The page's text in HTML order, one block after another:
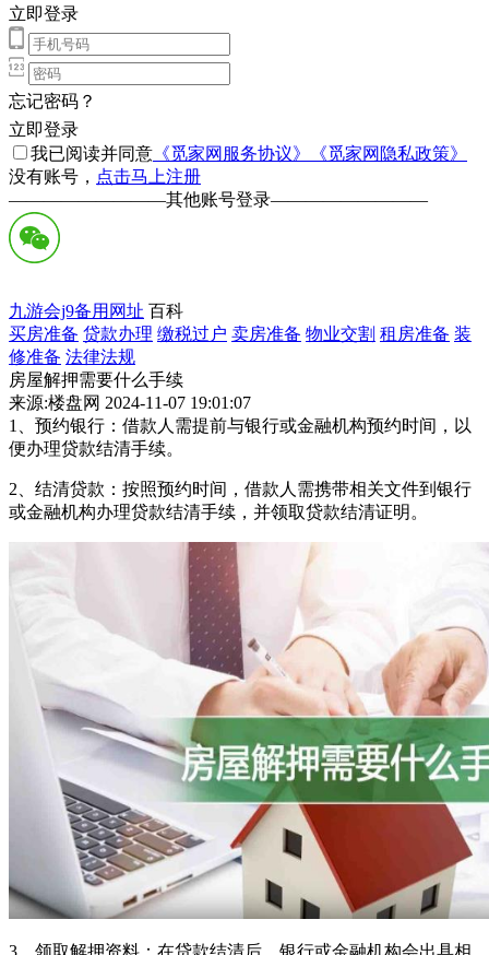
立即登录
忘记密码？
立即登录
我已阅读并同意 《觅家网服务协议》
《觅家网隐私政策》
没有账号， 点击马上注册
—————————其他账号登录—————————
九游会j9备用网址 百科
买房准备 贷款办理 缴税过户 卖房准备 物业交割 租房准备 装
修准备 法律法规
房屋解押需要什么手续
来源:楼盘网 2024-11-07 19:01:07
1、预约银行：借款人需提前与银行或金融机构预约时间，以
便办理贷款结清手续。
2、结清贷款：按照预约时间，借款人需携带相关文件到银行
或金融机构办理贷款结清手续，并领取贷款结清证明。
3、领取解押资料：在贷款结清后，银行或金融机构会出具相